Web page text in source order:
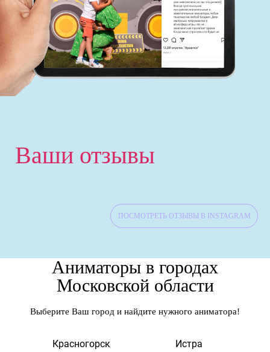
‹
Ваши отзывы
ПОСМОТРЕТЬ ОТЗЫВЫ В INSTAGRAM
Аниматоры в городах
Московской области
Выберите Ваш город и найдите нужного аниматора!
Красногорск Истра